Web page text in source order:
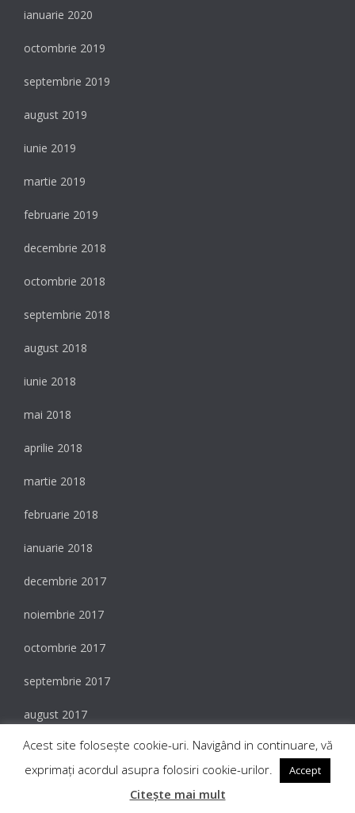
ianuarie 2020
octombrie 2019
septembrie 2019
august 2019
iunie 2019
martie 2019
februarie 2019
decembrie 2018
octombrie 2018
septembrie 2018
august 2018
iunie 2018
mai 2018
aprilie 2018
martie 2018
februarie 2018
ianuarie 2018
decembrie 2017
noiembrie 2017
octombrie 2017
septembrie 2017
august 2017
iulie 2017
iunie 2017
Acest site foloseşte cookie-uri. Navigând in continuare, vă
exprimaţi acordul asupra folosiri cookie-urilor.
Accept
Citește mai mult